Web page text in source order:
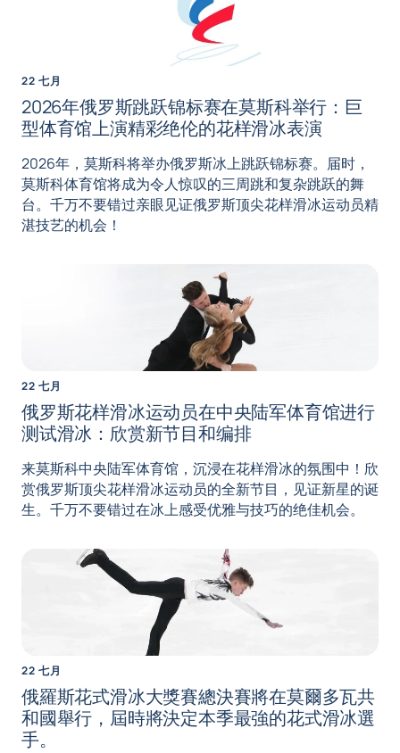
22 七月
2026年俄罗斯跳跃锦标赛在莫斯科举行：巨
型体育馆上演精彩绝伦的花样滑冰表演
2026年，莫斯科将举办俄罗斯冰上跳跃锦标赛。届时，
莫斯科体育馆将成为令人惊叹的三周跳和复杂跳跃的舞
台。千万不要错过亲眼见证俄罗斯顶尖花样滑冰运动员精
湛技艺的机会！
22 七月
俄罗斯花样滑冰运动员在中央陆军体育馆进行
测试滑冰：欣赏新节目和编排
来莫斯科中央陆军体育馆，沉浸在花样滑冰的氛围中！欣
赏俄罗斯顶尖花样滑冰运动员的全新节目，见证新星的诞
生。千万不要错过在冰上感受优雅与技巧的绝佳机会。
22 七月
俄羅斯花式滑冰大獎賽總決賽將在莫爾多瓦共
和國舉行，屆時將決定本季最強的花式滑冰選
手。